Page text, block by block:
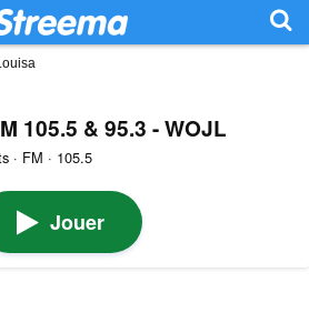
105.5 & 95.3 - WOJL
· FM · 105.5
Jouer